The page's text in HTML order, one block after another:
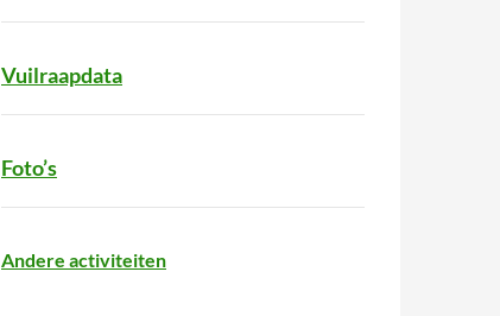
Vuilraapdata
Foto’s
Andere activiteiten